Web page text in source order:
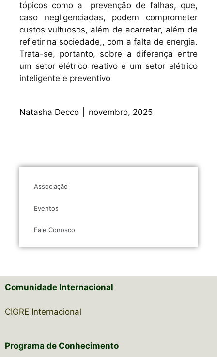
tópicos como a prevenção de falhas, que,
caso negligenciadas, podem comprometer
custos vultuosos, além de acarretar, além de
refletir na sociedade,, com a falta de energia.
Trata-se, portanto, sobre a diferença entre
um setor elétrico reativo e um setor elétrico
inteligente e preventivo
Natasha Decco novembro, 2025
Associação
Eventos
Fale Conosco
Comunidade Internacional
CIGRE Internacional
Programa de Conhecimento